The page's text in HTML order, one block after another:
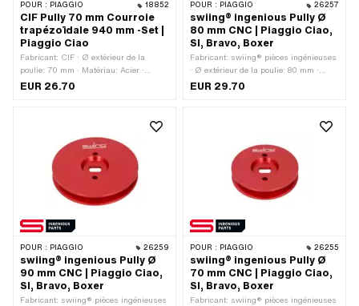
POUR : PIAGGIO 18852
CIF Pully 70 mm Courroie
trapézoïdale 940 mm -Set |
Piaggio Ciao
Fabricant: CIF · Ø extérieur de la
poulie: 70 mm · Matériau: Acier ·
Surface: galvanisé bleu · Type de
EUR 26.70
POUR : PIAGGIO 26257
swiing® ingenious Pully Ø
80 mm CNC | Piaggio Ciao,
SI, Bravo, Boxer
Fabricant: swiing® pièces ingénieuses
· Ø extérieur de la poulie: 80 mm ·
Matériau: Aluminium · Type de
EUR 29.70
POUR : PIAGGIO 26259
swiing® ingenious Pully Ø
90 mm CNC | Piaggio Ciao,
SI, Bravo, Boxer
Fabricant: swiing® pièces ingénieuses
POUR : PIAGGIO 26255
swiing® ingenious Pully Ø
70 mm CNC | Piaggio Ciao,
SI, Bravo, Boxer
Fabricant: swiing® pièces ingénieuses